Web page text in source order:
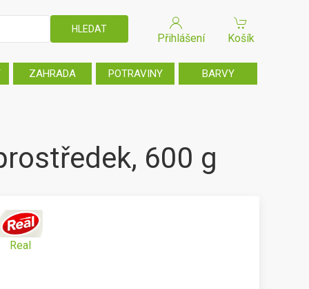
Přihlášení Košík
ZAHRADA POTRAVINY BARVY
600 g
Real